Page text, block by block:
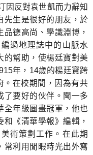
因反對袁世凱而力辭知
先生是很好的朋友，於
德高尚、學識淵博，
過地理誌中的山脈水
的幫助，使楊廷寶對美
年， 14歲的楊廷寶跨
。在校期間，因為有共
要好的伙伴。聞一多
全年級圖畫冠軍，他也
《清華學報》編輯，
術策劃工作。在此期
常利用閒暇時光出外寫